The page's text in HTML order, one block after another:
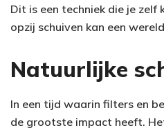
Dit is een techniek die je
opzij schuiven kan een
Natuurlijke
In een tijd waarin filters en
de grootste impact heeft.